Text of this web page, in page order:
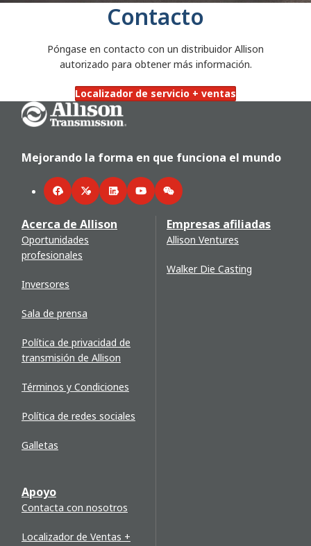
Contacto
Póngase en contacto con un distribuidor Allison
autorizado para obtener más información.
Localizador de servicio + ventas
Go Home
Mejorando la forma en que funciona el mundo
FacebookTwitterLinkedInYouTubeWeChat
Acerca de Allison
Oportunidades
profesionales
Inversores
Sala de prensa
Política de privacidad de
transmisión de Allison
Términos y Condiciones
Política de redes sociales
Galletas
Apoyo
Contacta con nosotros
Localizador de Ventas +
Empresas afiliadas
Allison Ventures
Walker Die Casting